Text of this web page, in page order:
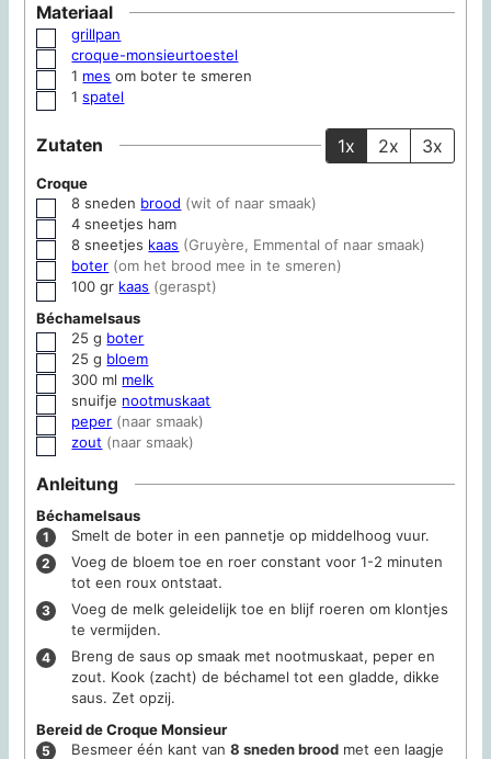
Materiaal
▢
grillpan
▢
croque-monsieurtoestel
▢
1 mes om boter te smeren
▢
1spatel
Zutaten 1x 2x 3x
Croque
▢
8 sneden brood (wit of naar smaak)
▢
4 sneetjes ham
▢
8 sneetjes kaas (Gruyère, Emmental of naar smaak)
▢
boter (om het brood mee in te smeren)
▢
100 gr kaas (geraspt)
Béchamelsaus
▢
25 g boter
▢
25 g bloem
▢
300 ml melk
▢
snuifje nootmuskaat
▢
peper (naar smaak)
▢
zout (naar smaak)
Anleitung
Béchamelsaus
Smelt de boter in een pannetje op middelhoog vuur.
Voeg de bloem toe en roer constant voor 1-2 minuten
tot een roux ontstaat.
Voeg de melk geleidelijk toe en blijf roeren om klontjes
te vermijden.
Breng de saus op smaak met nootmuskaat, peper en
zout. Kook (zacht) de béchamel tot een gladde, dikke
saus. Zet opzij.
Bereid de Croque Monsieur
Besmeer één kant van8 sneden brood met een laagje